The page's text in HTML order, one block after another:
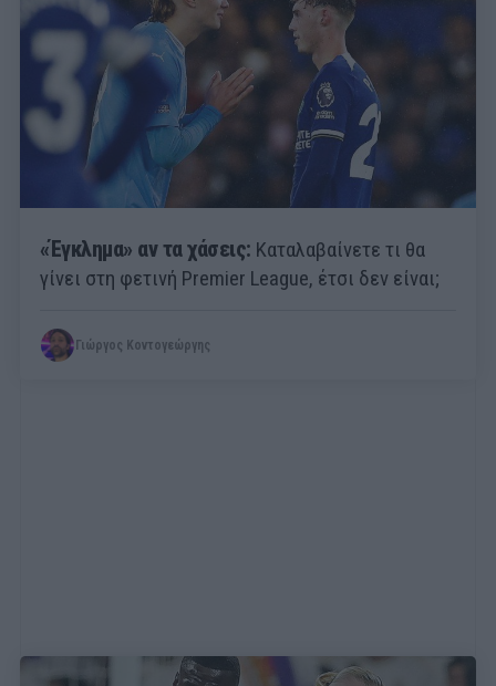
«Έγκλημα» αν τα χάσεις: Καταλαβαίνετε τι θα
γίνει στη φετινή Premier League, έτσι δεν είναι;
Γιώργος Κοντογεώργης